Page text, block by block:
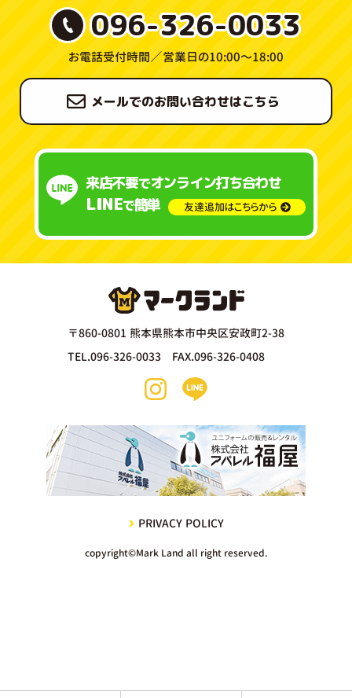
096-326-0033
お電話受付時間／営業日の10:00〜18:00
メールでのお問い合わせはこちら
来店不要でオンライン打ち合わせ
LINEで簡単 友達追加はこちらから
〒860-0801 熊本県熊本市中央区安政町2-38
TEL.096-326-0033 FAX.096-326-0408
PRIVACY POLICY
copyright©Mark Land all right reserved.